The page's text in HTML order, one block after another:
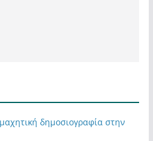
δημοσιογραφία στην